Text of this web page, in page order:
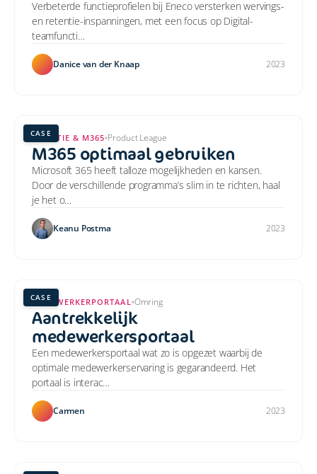
Verbeterde functieprofielen bij Eneco versterken wervings-
en retentie-inspanningen, met een focus op Digital-
teamfuncti…
Danice van der Knaap 2023
CASE
ADOPTIE & M365 Product League
M365 optimaal gebruiken
Microsoft 365 heeft talloze mogelijkheden en kansen.
Door de verschillende programma’s slim in te richten, haal
je het o…
Keanu Postma 2023
CASE
MEDEWERKERPORTAAL Omring
Aantrekkelijk
medewerkersportaal
Een medewerkersportaal wat zo is opgezet waarbij de
optimale medewerkerservaring is gegarandeerd. Het
portaal is interac…
Carmen 2023